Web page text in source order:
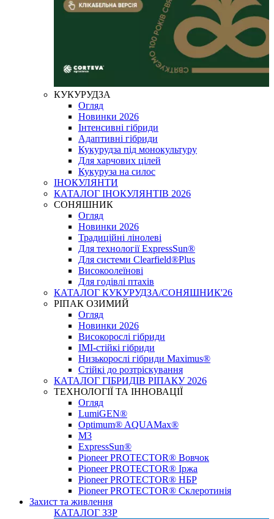
КУКУРУДЗА
Огляд
Новинки 2026
Інтенсивні гібриди
Адаптивні гібриди
Кукурудза під монокультуру
Для харчових цілей
Кукуруза на силос
ІНОКУЛЯНТИ
КАТАЛОГ ІНОКУЛЯНТІВ 2026
СОНЯШНИК
Огляд
Новинки 2026
Традиційні лінолеві
Для технології ExpressSun®
Для системи Clearfield®Plus
Високоолеїнові
Для годівлі птахів
КАТАЛОГ КУКУРУДЗА/СОНЯШНИК'26
РІПАК ОЗИМИЙ
Огляд
Новинки 2026
Високорослі гібриди
IMI-стійкі гібриди
Низькорослі гібриди Maximus®
Стійкі до розтріскування
КАТАЛОГ ГІБРИДІВ РІПАКУ 2026
ТЕХНОЛОГІЇ ТА ІННОВАЦІЇ
Огляд
LumiGEN®
Optimum® AQUAMax®
М3
ExpressSun®
Pioneer PROTECTOR® Вовчок
Pioneer PROTECTOR® Іржа
Pioneer PROTECTOR® НБР
Pioneer PROTECTOR® Склеротинія
Захист та живлення
КАТАЛОГ ЗЗР